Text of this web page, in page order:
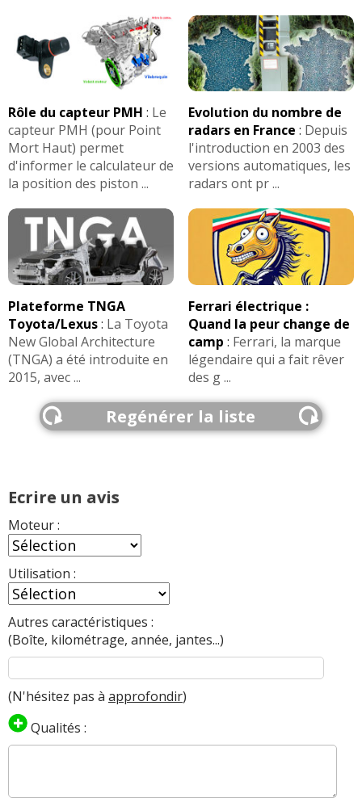
Rôle du capteur PMH : Le
capteur PMH (pour Point
Mort Haut) permet
d'informer le calculateur de
la position des piston ...
Evolution du nombre de
radars en France : Depuis
l'introduction en 2003 des
versions automatiques, les
radars ont pr ...
Plateforme TNGA
Toyota/Lexus: La Toyota
New Global Architecture
(TNGA) a été introduite en
2015, avec ...
Ferrari électrique :
Quand la peur change de
camp : Ferrari, la marque
légendaire qui a fait rêver
des g ...
Regénérer la liste
Ecrire un avis
Moteur :
Utilisation :
Autres caractéristiques :
(Boîte, kilométrage, année, jantes...)
(N'hésitez pas à approfondir)
Qualités :